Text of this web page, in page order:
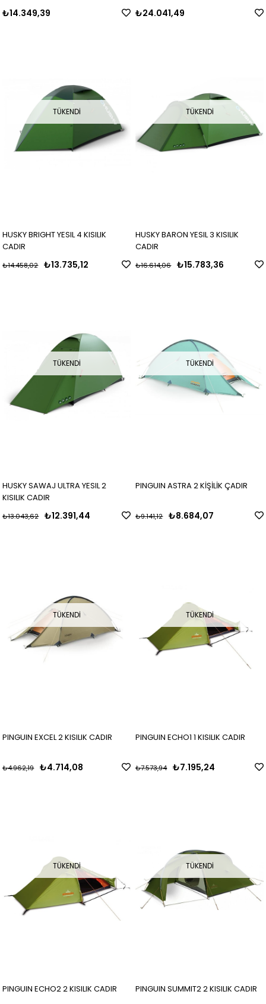
₺14.349,39 ₺24.041,49
TÜKENDI
HUSKY BRIGHT YESIL 4 KISILIK
CADIR
₺13.735,12
₺14.458,02
TÜKENDI
HUSKY BARON YESIL 3 KISILIK
CADIR
₺15.783,36
₺16.614,06
TÜKENDI
HUSKY SAWAJ ULTRA YESIL 2
KISILIK CADIR
₺12.391,44
₺13.043,62
TÜKENDI
PINGUIN ASTRA 2 KİŞİLİK ÇADIR
₺8.684,07
₺9.141,12
TÜKENDI
PINGUIN EXCEL 2 KISILIK CADIR
₺4.714,08
₺4.962,19
TÜKENDI
PINGUIN ECHO1 1 KISILIK CADIR
₺7.195,24
₺7.573,94
TÜKENDI
PINGUIN ECHO2 2 KISILIK CADIR
TÜKENDI
PINGUIN SUMMIT2 2 KISILIK CADIR